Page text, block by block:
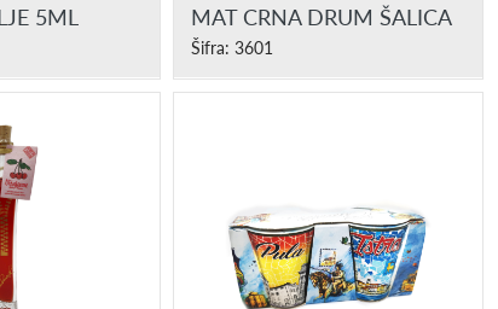
5ML
MAT CRNA DRUM ŠALICA
Šifra: 3601